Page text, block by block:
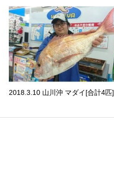
2018.3.10 山川沖 マダイ[合計4匹]